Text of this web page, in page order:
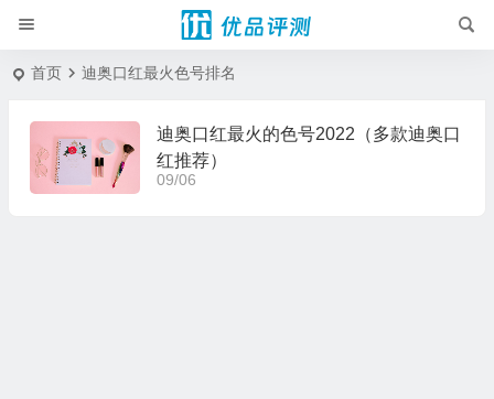
首页 迪奥口红最火色号排名
迪奥口红最火的色号2022（多款迪奥口
红推荐）
09/06